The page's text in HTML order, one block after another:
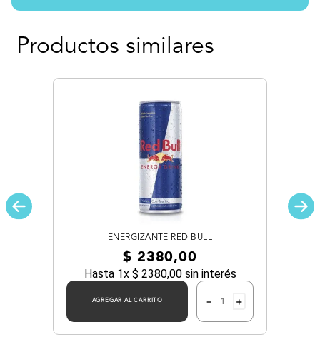
Productos similares
ENERGIZANTE RED BULL
$ 2380,00
Hasta 1x $ 2380,00sin interés
AGREGAR AL CARRITO ＋
－